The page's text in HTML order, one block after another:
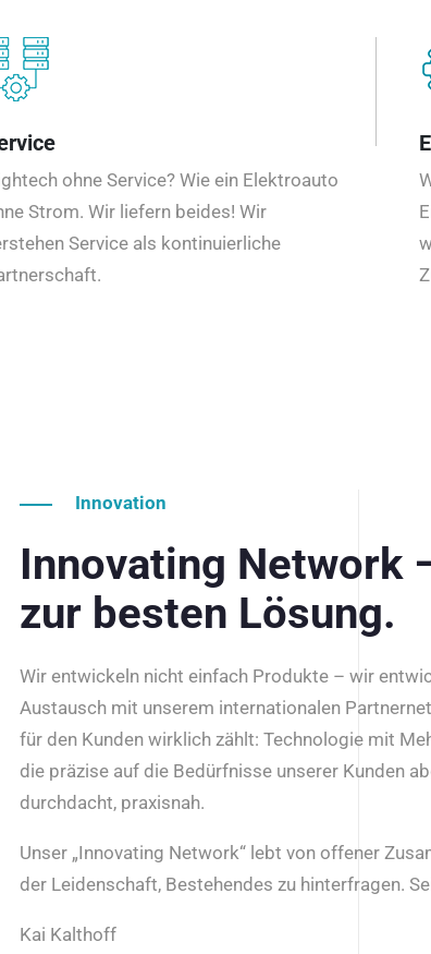
ohne Service? Wie ein Elektroauto
Strom. Wir liefern beides! Wir
Service als kontinuierliche
Innovation
Innovating Network
zur besten Lösung.
Wir entwickeln nicht einfach Produkte – wir
Austausch mit unserem internationalen
für den Kunden wirklich zählt: Technologie mit
die präzise auf die Bedürfnisse unserer Kunden
durchdacht, praxisnah.
Unser „Innovating Network“ lebt von offener
der Leidenschaft, Bestehendes zu hinterfragen.
Kai Kalthoff